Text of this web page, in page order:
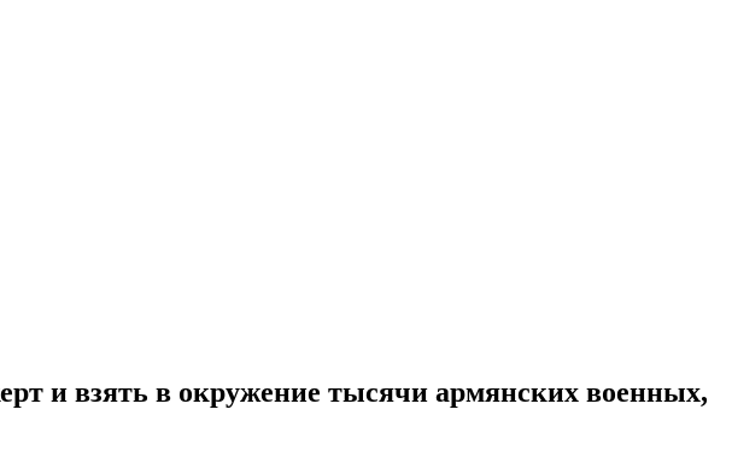
и взять в окружение тысячи армянских военных,